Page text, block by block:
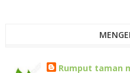
Rumput taman